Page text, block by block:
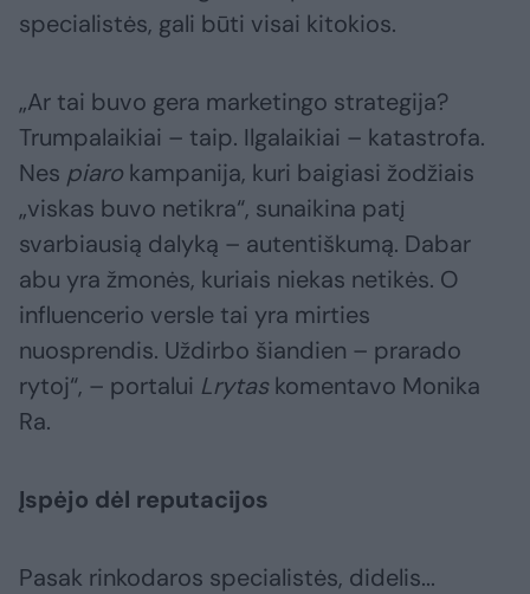
specialistės, gali būti visai kitokios.
„Ar tai buvo gera marketingo strategija?
Trumpalaikiai – taip. Ilgalaikiai – katastrofa.
Nes piaro kampanija, kuri baigiasi žodžiais
„viskas buvo netikra“, sunaikina patį
svarbiausią dalyką – autentiškumą. Dabar
abu yra žmonės, kuriais niekas netikės. O
influencerio versle tai yra mirties
nuosprendis. Uždirbo šiandien – prarado
rytoj“, – portalui Lrytaskomentavo Monika
Ra.
Įspėjo dėl reputacijos
Pasak rinkodaros specialistės, didelis...